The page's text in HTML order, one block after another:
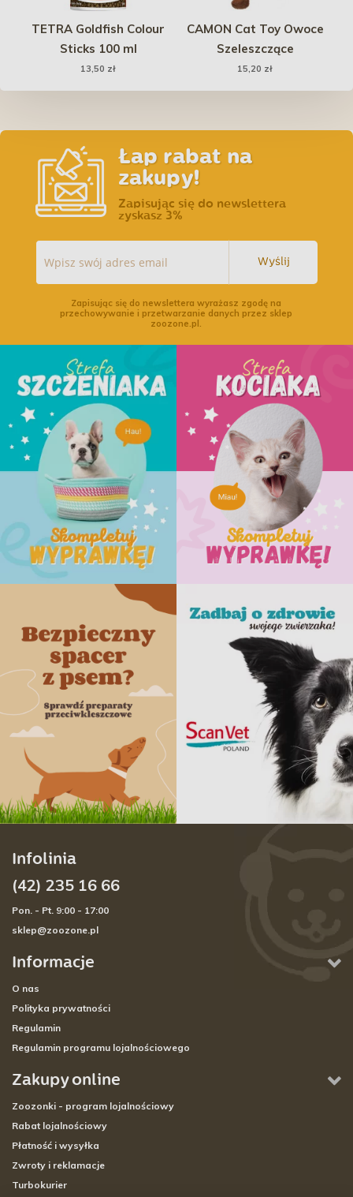
TETRA Goldfish Colour
Sticks 100 ml
13,50 zł
CAMON Cat Toy Owoce
Szeleszczące
15,20 zł
Łap rabat na
zakupy!
Zapisując się do newslettera
zyskasz 3%
Wyślij
Zapisując się do newslettera wyrażasz zgodę na
przechowywanie i przetwarzanie danych przez sklep
zoozone.pl.
Informacje
O nas
Polityka prywatności
Regulamin
Regulamin programu lojalnościowego
Zakupy online
Zoozonki - program lojalnościowy
Rabat lojalnościowy
Płatność i wysyłka
Zwroty i reklamacje
Turbokurier
Infolinia
(42) 235 16 66
Pon. - Pt. 9:00 - 17:00
sklep@zoozone.pl